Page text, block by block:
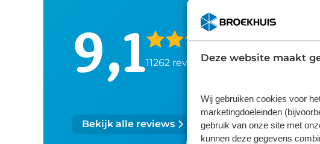
Deze website maakt
Wij gebruiken cookies voor
marketingdoeleinden
gebruik van onze site met
kunnen deze gegevens
9,111262 reviews
Bekijk alle reviews